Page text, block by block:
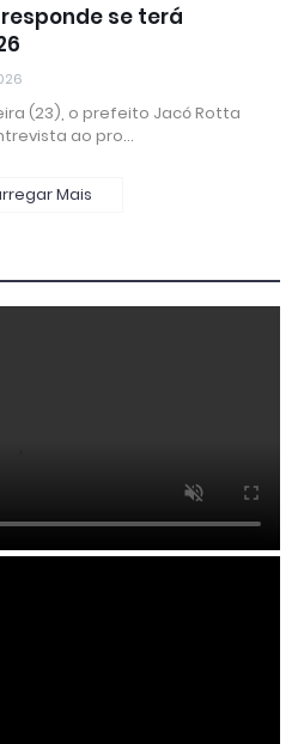
se terá
(23), o prefeito Jacó Rotta
ao pro…
Mais